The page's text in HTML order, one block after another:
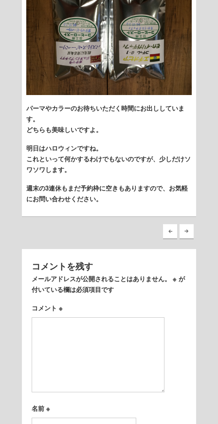
パーマやカラーのお待ちいただく時間にお出ししていま
す。
どちらも美味しいですよ。
明日はハロウィンですね。
これといって何かするわけでもないのですが、少しだけソ
ワソワします。
週末の3連休もまだ予約枠に空きもありますので、お気軽
にお問い合わせください。
コメントを残す
メールアドレスが公開されることはありません。 ※が
付いている欄は必須項目です
コメント ※
名前 ※